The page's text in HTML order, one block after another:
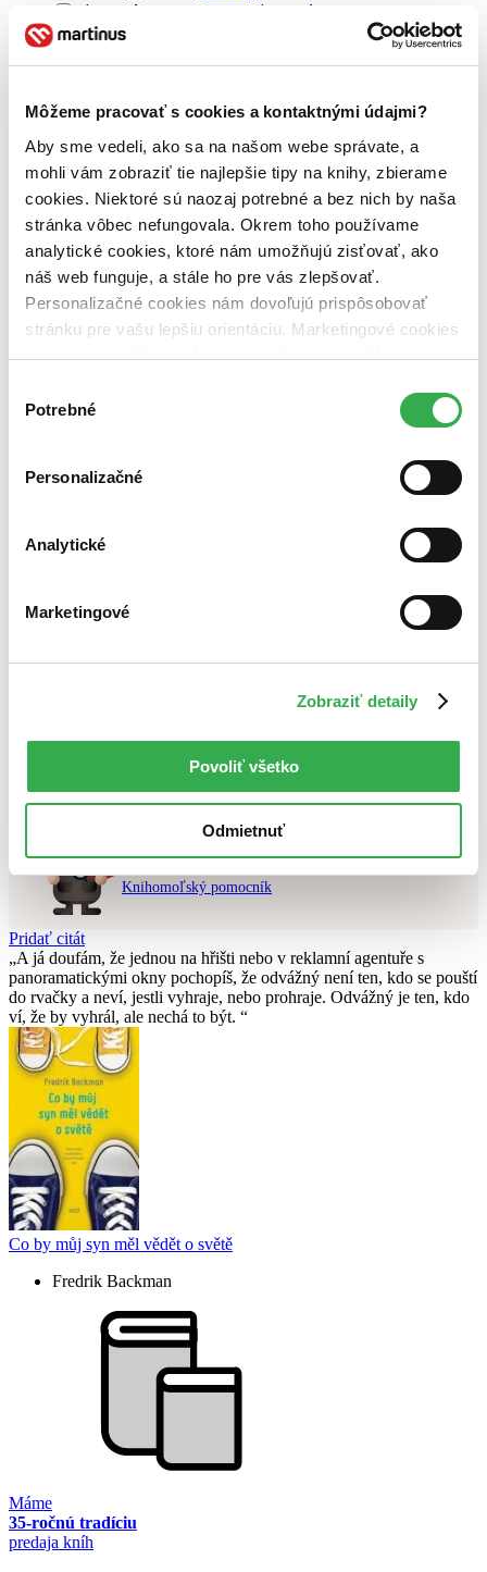
Môžeme pracovať s cookies a kontaktnými údajmi?
Aby sme vedeli, ako sa na našom webe správate, a
mohli vám zobraziť tie najlepšie tipy na knihy, zbierame
cookies. Niektoré sú naozaj potrebné a bez nich by naša
stránka vôbec nefungovala. Okrem toho používame
analytické cookies, ktoré nám umožňujú zisťovať, ako
náš web funguje, a stále ho pre vás zlepšovať.
Personalizačné cookies nám dovoľujú prispôsobovať
stránku pre vašu lepšiu orientáciu. Marketingové cookies
nám zas umožňujú zobrazenie relevantnej reklamy.
nám pomohlo, keby sme mohli používať všetky tieto
súhlasu
Potrebné
Personalizačné
Analytické
Marketingové
Zobraziť detaily
Povoliť všetko
Odmietnuť
zľavnené tituly (0 titulov)
zľavnené tituly
Dostupnosť
pripravujeme (0 titulov)pripravujeme
dostupná (bez vypredaných) (0 titulov)
dostupná (bez
vypredaných)
Nové / čítané
nová (0 titulov)nová
čítaná (0 titulov) čítaná
čítaná - výborný stav (0 titulov)
čítaná - výborný stav
čítaná - mierne opotrebovaná (0 titulov)čítaná - mierne
opotrebovaná
čítané verzie vypredaných kníh (0 titulov)čítané verzie
Od prvej časti
Bestsellery
Najdrahšie
Nebol nájdený
Skúste prosím zmeniť vyhľadávaný výraz.
Chcete poradiť knihu?
Knihomoľský pomocník
Pridať citát
A já doufám, že jednou na hřišti nebo v reklamní agentuře s
panoramatickými okny pochopíš, že odvážný není ten, kdo se pouští
do rvačky a neví, jestli vyhraje, nebo prohraje. Odvážný je ten, kdo
ví, že by vyhrál, ale nechá to být.
Co by můj syn měl vědět o světě
Fredrik Backman
Máme
35-ročnú tradíciu
predaja kníh